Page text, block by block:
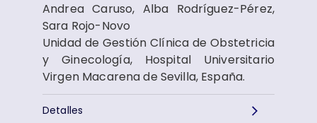
Andrea Caruso, Alba Rodríguez-Pérez,
Sara Rojo-Novo
Unidad de Gestión Clínica de Obstetricia
y Ginecología, Hospital Universitario
Virgen Macarena de Sevilla, España.
Detalles